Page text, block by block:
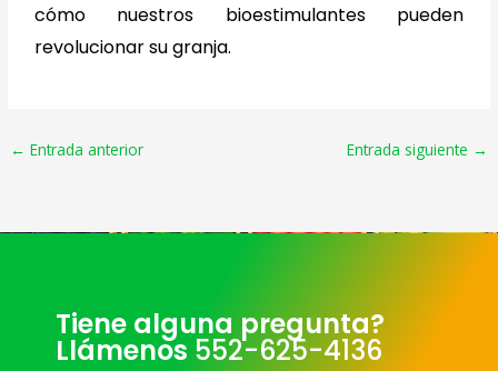
cómo nuestros bioestimulantes pueden
revolucionar su granja.
← Entrada anterior Entrada siguiente →
Tiene alguna pregunta?
Llámenos 552-625-4136